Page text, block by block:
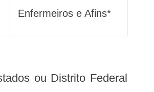
Enfermeiros e Afins*